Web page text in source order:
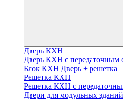
Дверь КХН
Дверь КХН с передаточным
Блок КХН Дверь + решетка
Решетка КХН
Решетка КХН с
Двери для модульных зданий